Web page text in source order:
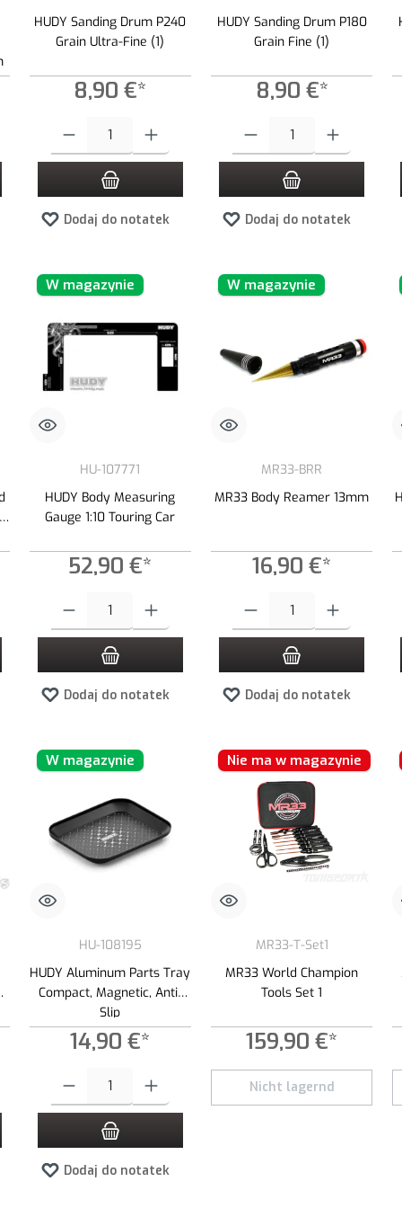
HUDY Sanding Drum P240
Grain Ultra-Fine (1)
8,90 €*
Dodaj do notatek
HUDY Sanding Drum P180
Grain Fine (1)
8,90 €*
Dodaj do notatek
W magazynie
HU-107771
HUDY Body Measuring
Gauge 1:10 Touring Car
52,90 €*
Dodaj do notatek
W magazynie
MR33-BRR
MR33 Body Reamer 13mm
16,90 €*
Dodaj do notatek
ilość lub użyj przycisków, aby zwiększyć lub zmniejszyć ilość.
W magazynie
HU-108195
HUDY Aluminum Parts Tray
Compact, Magnetic, Anti-
Slip
14,90 €*
Ilość produktu: Wprowadź żądaną ilość lub użyj przycisków, aby
Dodaj do notatek
Nie ma w magazynie
MR33-T-Set1
MR33 World Champion
Tools Set 1
159,90 €*
Nicht lagernd